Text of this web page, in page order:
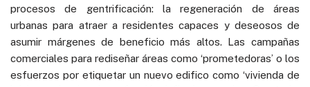
procesos de gentrificación: la regeneración de áreas
urbanas para atraer a residentes capaces y deseosos de
asumir márgenes de beneficio más altos. Las campañas
comerciales para rediseñar áreas como ‘prometedoras’ o los
esfuerzos por etiquetar un nuevo edifico como ‘vivienda de